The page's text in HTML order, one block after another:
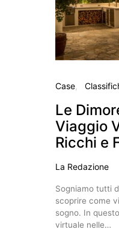
Case
Le
Viaggio
Ricchi e
La Redazione
Sogniamo tutti
scoprire come
sogno. In
virtuale nelle…